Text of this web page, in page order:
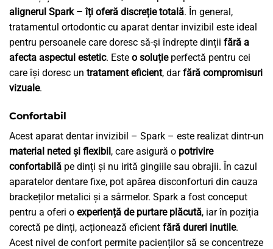
alignerul Spark – îți oferă discreție totală. În general,
tratamentul ortodontic cu aparat dentar invizibil este ideal
pentru persoanele care doresc să-și îndrepte dinții fără a
afecta aspectul estetic. Este o soluțieperfectă pentru cei
care își doresc un tratament eficient, darfără compromisuri
vizuale.
Confortabil
Acest aparat dentar invizibil – Spark – este realizat dintr-un
material neted și flexibil, care asigură o potrivire
confortabilă pe dinți și nu irită gingiile sau obrajii. În cazul
aparatelor dentare fixe, pot apărea disconforturi din cauza
brackeților metalici și a sârmelor. Spark a fost conceput
pentru a oferi o experiență de purtare plăcută, iar în poziția
corectă pe dinți, acționează eficient fără dureri inutile.
Acest nivel de confort permite pacienților să se concentreze